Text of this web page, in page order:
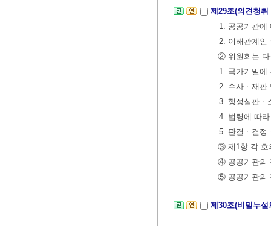
제29조(의견청
1. 공공기관에
2. 이해관계인
② 위원회는 다
1. 국가기밀에
2. 수사ㆍ재판
3. 행정심판ㆍ
4. 법령에 따
5. 판결ㆍ결정
③ 제1항 각 호
④ 공공기관의
⑤ 공공기관의
제30조(비밀누